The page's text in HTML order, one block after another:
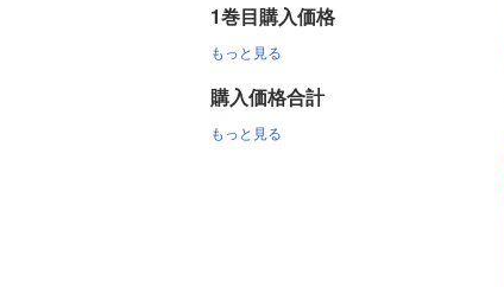
1巻目購入価格
もっと見る
購入価格合計
もっと見る